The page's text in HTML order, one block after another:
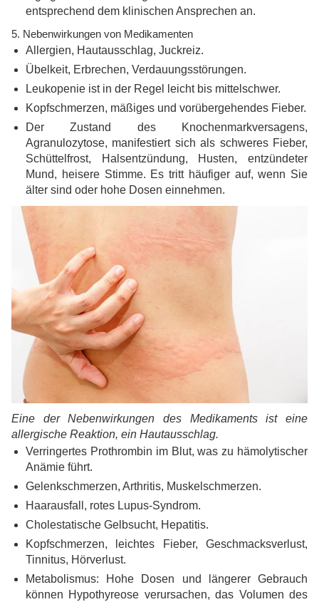
entsprechend dem klinischen Ansprechen an.
5. Nebenwirkungen von Medikamenten
Allergien, Hautausschlag, Juckreiz.
Übelkeit, Erbrechen, Verdauungsstörungen.
Leukopenie ist in der Regel leicht bis mittelschwer.
Kopfschmerzen, mäßiges und vorübergehendes Fieber.
Der Zustand des Knochenmarkversagens,
Agranulozytose, manifestiert sich als schweres Fieber,
Schüttelfrost, Halsentzündung, Husten, entzündeter
Mund, heisere Stimme. Es tritt häufiger auf, wenn Sie
älter sind oder hohe Dosen einnehmen.
Eine der Nebenwirkungen des Medikaments ist eine
allergische Reaktion, ein Hautausschlag.
Verringertes Prothrombin im Blut, was zu hämolytischer
Anämie führt.
Gelenkschmerzen, Arthritis, Muskelschmerzen.
Haarausfall, rotes Lupus-Syndrom.
Cholestatische Gelbsucht, Hepatitis.
Kopfschmerzen, leichtes Fieber, Geschmacksverlust,
Tinnitus, Hörverlust.
Metabolismus: Hohe Dosen und längerer Gebrauch
können Hypothyreose verursachen, das Volumen des